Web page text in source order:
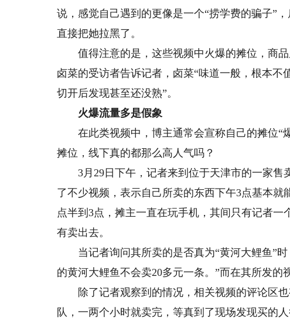
说，感觉自己遇到的更像是一个“捞学费的骗子”
直接把她拉黑了。
值得注意的是，这些视频中火爆的摊位，商品
卤菜的受访者告诉记者，卤菜“味道一般，根本不
切开后发现甚至还没熟”。
火爆流量多是假象
在此类视频中，博主通常会宣称自己的摊位“
摊位，线下真的都那么高人气吗？
3月29日下午，记者来到位于天津市的一家售
了不少视频，表示自己所卖的东西下午3点基本就
点半到3点，摊主一直在玩手机，其间只有记者
有卖出去。
当记者询问其所卖的是否真为“黄河大鲤鱼”时
的黄河大鲤鱼不会卖20多元一条。”而在其所发的
除了记者观察到的情况，相关视频的评论区也
队，一两个小时就卖完，等真到了现场发现买的